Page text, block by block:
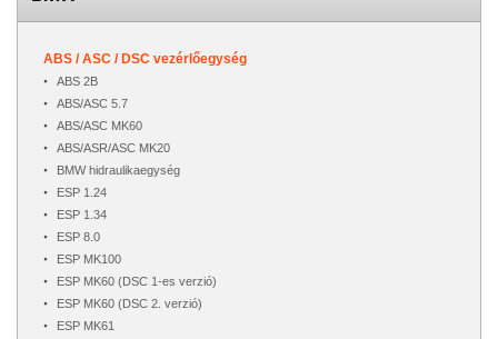
ABS / ASC / DSC vezérlőegység
ABS 2B
ABS/ASC 5.7
ABS/ASC MK60
ABS/ASR/ASC MK20
BMW hidraulikaegység
ESP 1.24
ESP 1.34
ESP 8.0
ESP MK100
ESP MK60 (DSC 1-es verzió)
ESP MK60 (DSC 2. verzió)
ESP MK61